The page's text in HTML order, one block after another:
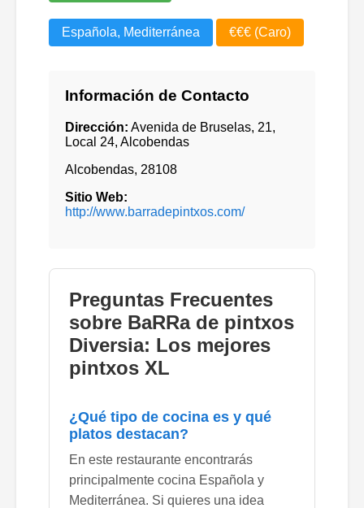
Española, Mediterránea €€€ (Caro)
Información de Contacto
Dirección: Avenida de Bruselas, 21,
Local 24, Alcobendas
Alcobendas, 28108
Sitio Web:
http://www.barradepintxos.com/
Preguntas Frecuentes
sobre BaRRa de pintxos
Diversia: Los mejores
pintxos XL
¿Qué tipo de cocina es y qué
platos destacan?
En este restaurante encontrarás
principalmente cocina Española y
Mediterránea. Si quieres una idea